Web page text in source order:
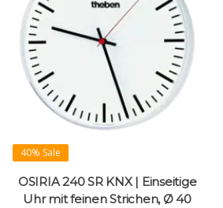
40% Sale
OSIRIA 240 SR KNX | Einseitige
Uhr mit feinen Strichen, Ø 40